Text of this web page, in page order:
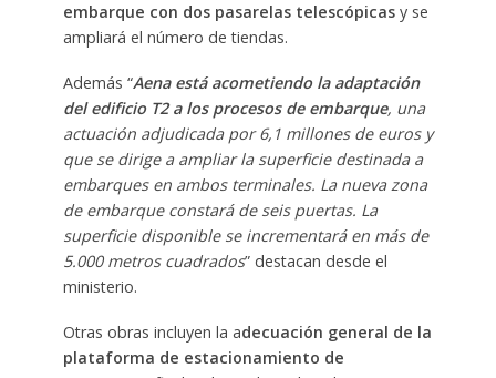
embarque con dos pasarelas telescópicasy se
ampliará el número de tiendas.
Además “Aena está acometiendo la adaptación
del edificio T2 a los procesos de embarque, una
actuación adjudicada por 6,1 millones de euros y
que se dirige a ampliar la superficie destinada a
embarques en ambos terminales. La nueva zona
de embarque constará de seis puertas. La
superficie disponible se incrementará en más de
5.000 metros cuadrados” destacan desde el
ministerio.
Otras obras incluyen la adecuación general de la
plataforma de estacionamiento de